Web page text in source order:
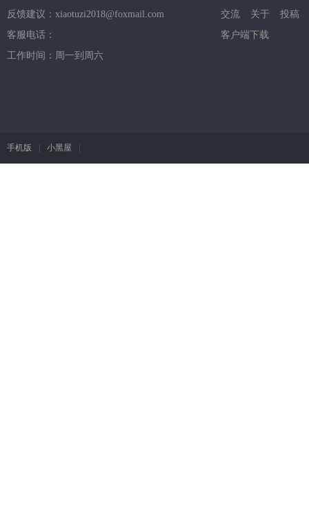
反馈建议：xiaotuzi2018@foxmail.com
客服电话：
工作时间：周一到周六
交流 关于
投稿
客户端下载
手机版 | 小黑屋 |